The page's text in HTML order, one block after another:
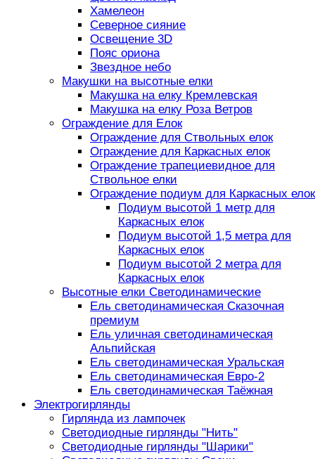
Хамелеон
Северное сияние
Освещение 3D
Пояс ориона
Звездное небо
Макушки на высотные елки
Макушка на елку Кремлевская
Макушка на елку Роза Ветров
Ограждение для Елок
Ограждение для Ствольных елок
Ограждение для Каркасных елок
Ограждение трапециевидное для
Ствольное елки
Ограждение подиум для Каркасных елок
Подиум высотой 1 метр для
Каркасных елок
Подиум высотой 1,5 метра для
Каркасных елок
Подиум высотой 2 метра для
Каркасных елок
Высотные елки Светодинамические
Ель светодинамическая Сказочная
премиум
Ель уличная светодинамическая
Альпийская
Ель светодинамическая Уральская
Ель светодинамическая Евро-2
Ель светодинамическая Таёжная
Электрогирлянды
Гирлянда из лампочек
Светодиодные гирлянды "Нить"
Светодиодные гирлянды "Шарики"